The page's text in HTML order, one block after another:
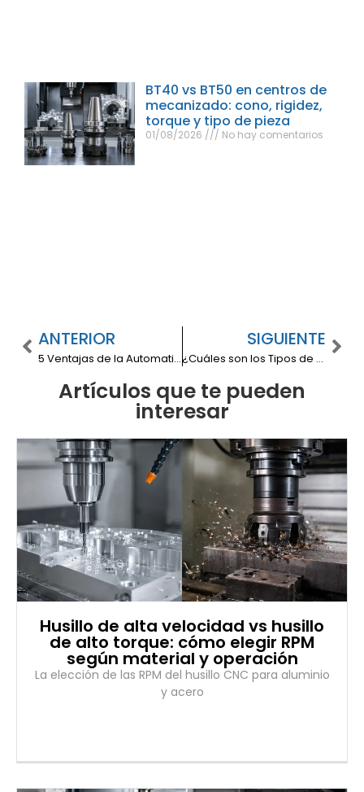
BT40 vs BT50 en centros de
mecanizado: cono, rigidez,
torque y tipo de pieza
01/08/2026 No hay comentarios
ANTERIOR
5 Ventajas de la Automatización en la Industria
SIGUIENTE
¿Cuáles son los Tipos de Compresores de Tornillo?
Artículos que te pueden
interesar
Husillo de alta velocidad vs husillo
de alto torque: cómo elegir RPM
según material y operación
La elección de las RPM del husillo CNC para aluminio
y acero